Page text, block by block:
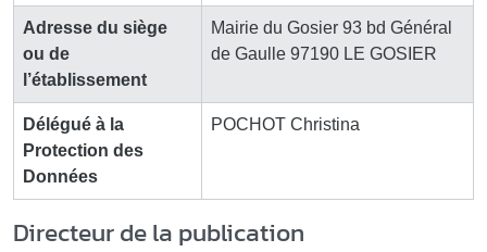
Adresse du siège
ou de
l’établissement
Mairie du Gosier 93 bd Général
de Gaulle 97190 LE GOSIER
Délégué à la
Protection des
Données
POCHOT Christina
Directeur de la publication